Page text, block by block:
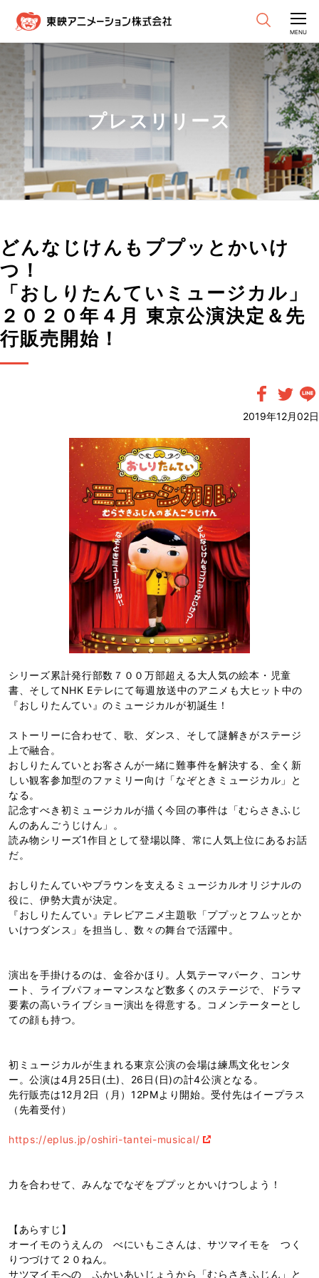
CLOSE
MENU
プレスリリース
どんなじけんもププッとかいけ
つ！
「おしりたんていミュージカル」
２０２０年４月 東京公演決定＆先
行販売開始！
2019年12月02日
シリーズ累計発行部数７００万部超える大人気の絵本・児童
書、そしてNHK Eテレにて毎週放送中のアニメも大ヒット中の
『おしりたんてい』のミュージカルが初誕生！
ストーリーに合わせて、歌、ダンス、そして謎解きがステージ
上で融合。
おしりたんていとお客さんが一緒に難事件を解決する、全く新
しい観客参加型のファミリー向け「なぞときミュージカル」と
なる。
記念すべき初ミュージカルが描く今回の事件は「むらさきふじ
んのあんごうじけん」。
読み物シリーズ1作目として登場以降、常に人気上位にあるお話
だ。
おしりたんていやブラウンを支えるミュージカルオリジナルの
役に、伊勢大貴が決定。
『おしりたんてい』テレビアニメ主題歌「ププッとフムッとか
いけつダンス」を担当し、数々の舞台で活躍中。
演出を手掛けるのは、金谷かほり。人気テーマパーク、コンサ
ート、ライブパフォーマンスなど数多くのステージで、ドラマ
要素の高いライブショー演出を得意する。コメンテーターとし
ての顔も持つ。
初ミュージカルが生まれる東京公演の会場は練馬文化センタ
ー。公演は4月25日(土)、26日(日)の計4公演となる。
先行販売は12月2日（月）12PMより開始。受付先はイープラス
（先着受付）
https://eplus.jp/oshiri-tantei-musical/
力を合わせて、みんなでなぞをププッとかいけつしよう！
【あらすじ】
オーイモのうえんの べにいもこさんは、サツマイモを つく
りつづけて２０ねん。
サツマイモへの ふかいあいじょうから「むらさきふじん」と